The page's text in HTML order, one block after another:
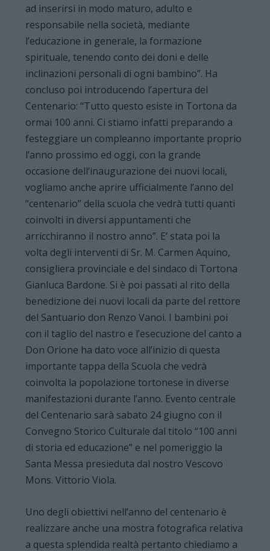
ad inserirsi in modo maturo, adulto e
responsabile nella società, mediante
l’educazione in generale, la formazione
spirituale, tenendo conto dei doni e delle
inclinazioni personali di ogni bambino”. Ha
concluso poi introducendo l’apertura del
Centenario: “Tutto questo esiste in Tortona da
ormai 100 anni. Ci stiamo infatti preparando a
festeggiare un compleanno importante proprio
l’anno prossimo ed oggi, con la grande
occasione dell’inaugurazione dei nuovi locali,
vogliamo anche aprire ufficialmente l’anno del
“centenario” della scuola che vedrà tutti quanti
coinvolti in diversi appuntamenti che
arricchiranno il nostro anno”. E’ stata poi la
volta degli interventi di Sr. M. Carmen Aquino,
consigliera provinciale e del sindaco di Tortona
Gianluca Bardone. Si è poi passati al rito della
benedizione dei nuovi locali da parte del rettore
del Santuario don Renzo Vanoi. I bambini poi
con il taglio del nastro e l’esecuzione del canto a
Don Orione ha dato voce all’inizio di questa
importante tappa della Scuola che vedrà
coinvolta la popolazione tortonese in diverse
manifestazioni durante l’anno. Evento centrale
del Centenario sarà sabato 24 giugno con il
Convegno Storico Culturale dal titolo “100 anni
di storia ed educazione” e nel pomeriggio la
Santa Messa presieduta dal nostro Vescovo
Mons. Vittorio Viola.
Uno degli obiettivi nell’anno del centenario è
realizzare anche una mostra fotografica relativa
a questa splendida realtà pertanto chiediamo a